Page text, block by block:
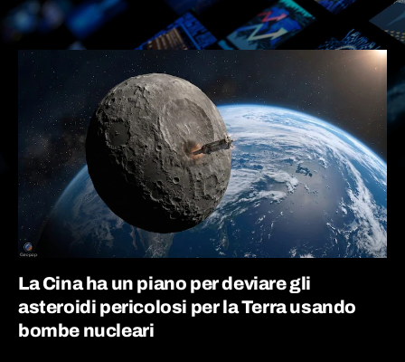
La Cina ha un piano per deviare gli
asteroidi pericolosi per la Terra usando
bombe nucleari